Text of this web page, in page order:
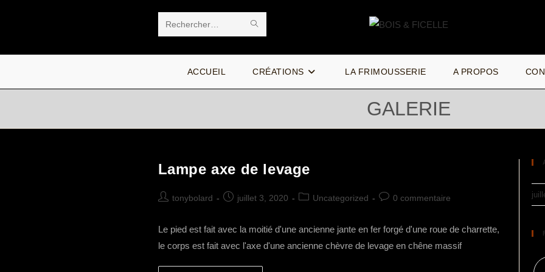
Rechercher
RECHERCHE
ACCUEIL CRÉATIONS LA FRIMOUSSERIE A PROPOS
GALERIE
Lampe axe de levage
Auteur/autrice
publication :
tonybolard
Publication
juillet 3, 2020
PostUncategorized
Commentaires
publication :
0 commentaire
Le pied est fait avec la moitié d'une ancienne jante en fer forgé d'une roue de charrette,
le corps est fait avec l'axe d'une ancienne chèvre de levage en chêne massif